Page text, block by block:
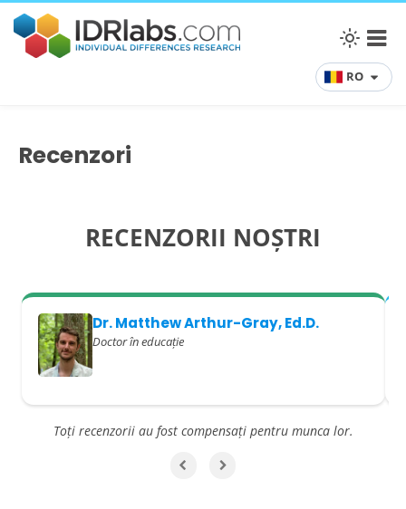
RO
Recenzori
RECENZORII NOȘTRI
Dr. Matthew Arthur-Gray, Ed.D.
Doctor în educație
Toți recenzorii au fost compensați pentru munca lor.